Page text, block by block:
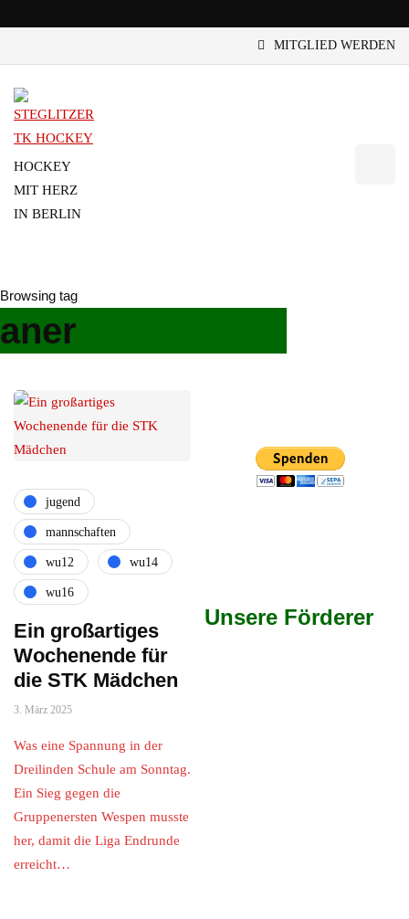
MITGLIED WERDEN
HOCKEY
MIT HERZ
IN BERLIN
Browsing tag
aner
jugend
mannschaften
wu12 wu14
wu16
Ein großartiges
Wochenende für
die STK Mädchen
3. März 2025
Was eine Spannung in der
Dreilinden Schule am Sonntag.
Ein Sieg gegen die
Gruppenersten Wespen musste
her, damit die Liga Endrunde
erreicht…
Unsere Förderer